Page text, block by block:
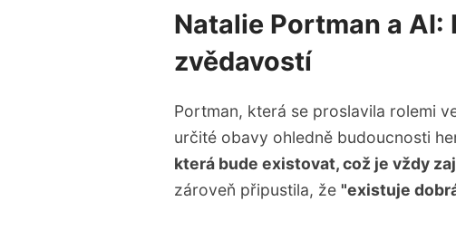
Je důležité najít rovnováhu
ochranou autorských práv.
Natalie Portman a AI:
zvědavostí
Portman, která se proslavila rolemi
určité obavy ohledně budoucnosti
která bude existovat, což je vždy
zároveň připustila, že "existuje